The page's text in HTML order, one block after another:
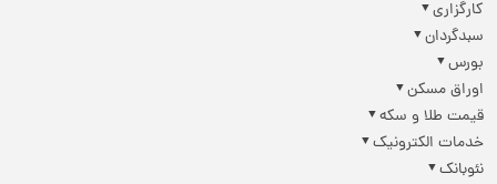
کارگزاری
سبدگردان
بورس
اوراق مسکن
قیمت طلا و سکه
خدمات الکترونیک
نئوبانک